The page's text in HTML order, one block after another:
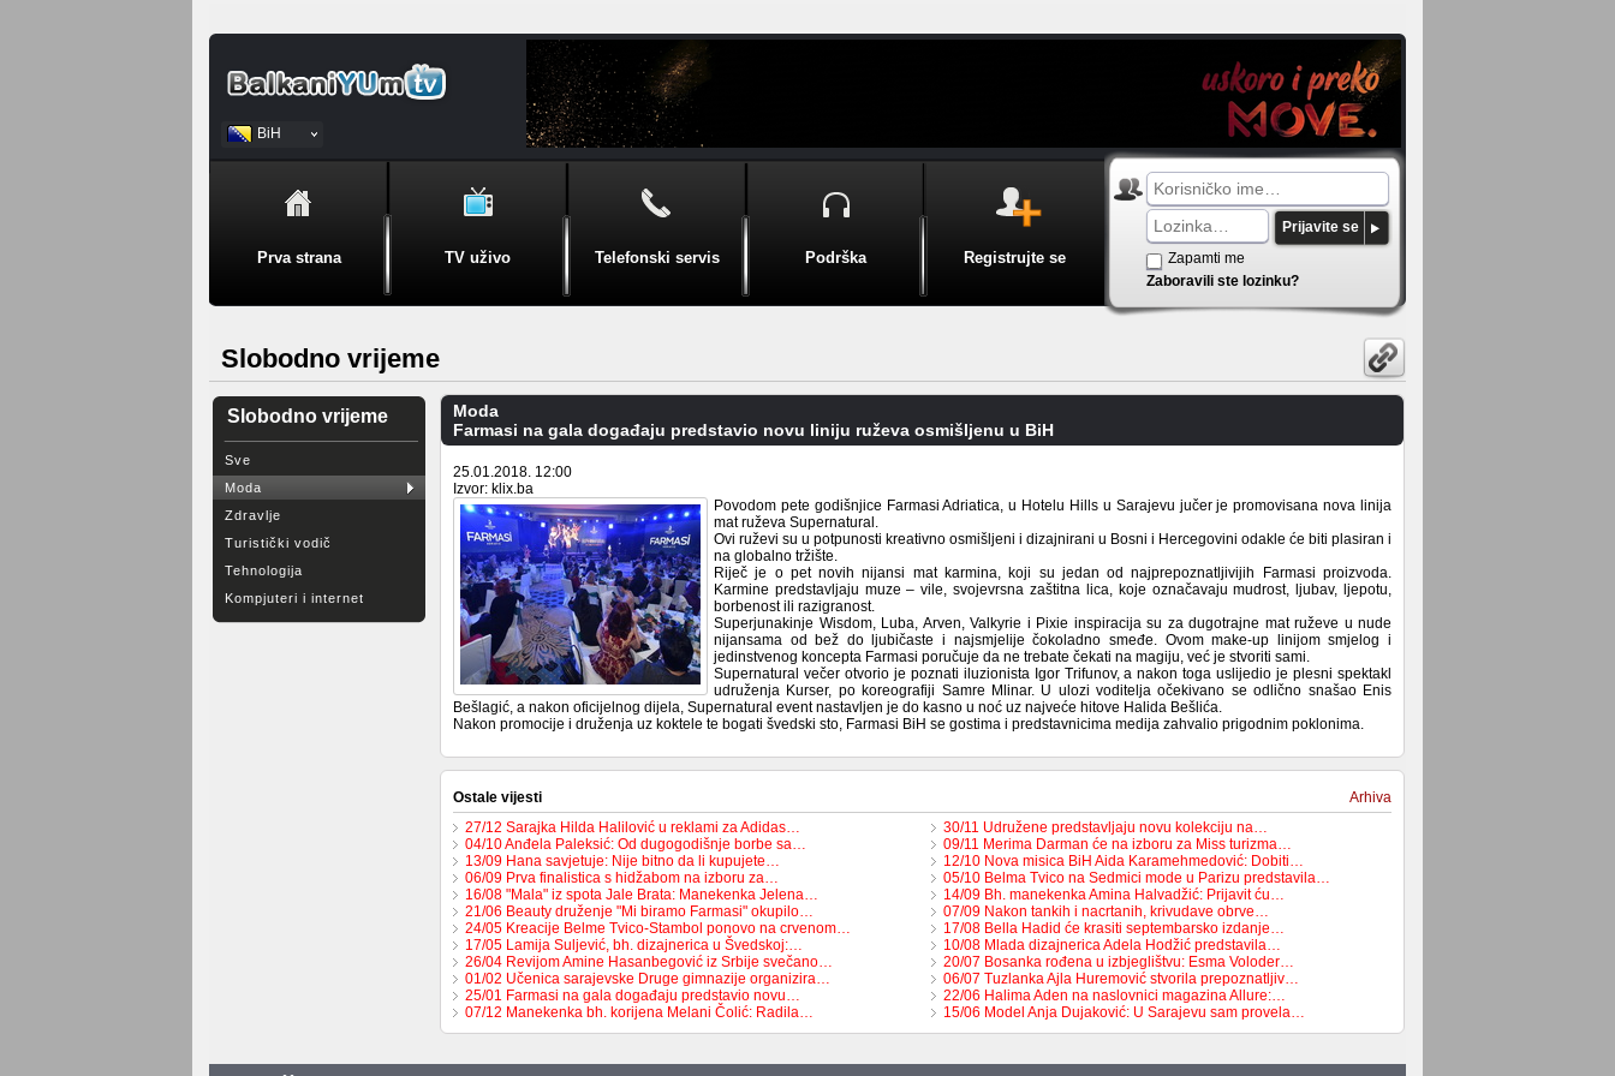
BiH
Srpski
Prva strana TV uživo Telefonski servis Podrška Registrujte se
Prijavite se
Zapamti me
Zaboravili ste lozinku?
Slobodno vrijeme
Slobodno vrijeme
Sve
Moda
Zdravlje
Turistički vodič
Tehnologija
Kompjuteri i internet
Moda
Farmasi na gala događaju predstavio novu liniju ruževa osmišljenu u BiH
25.01.2018. 12:00
Izvor: klix.ba
Povodom pete godišnjice Farmasi Adriatica, u Hotelu Hills u Sarajevu jučer je promovisana nova linija
mat ruževa Supernatural.
Ovi ruževi su u potpunosti kreativno osmišljeni i dizajnirani u Bosni i Hercegovini odakle će biti plasiran i
na globalno tržište.
Riječ je o pet novih nijansi mat karmina, koji su jedan od najprepoznatljivijih Farmasi proizvoda.
Karmine predstavljaju muze – vile, svojevrsna zaštitna lica, koje označavaju mudrost, ljubav, ljepotu,
borbenost ili razigranost.
Superjunakinje Wisdom, Luba, Arven, Valkyrie i Pixie inspiracija su za dugotrajne mat ruževe u nude
nijansama od bež do ljubičaste i najsmjelije čokoladno smeđe. Ovom make-up linijom smjelog i
jedinstvenog koncepta Farmasi poručuje da ne trebate čekati na magiju, već je stvoriti sami.
Supernatural večer otvorio je poznati iluzionista Igor Trifunov, a nakon toga uslijedio je plesni spektakl
udruženja Kurser, po koreografiji Samre Mlinar. U ulozi voditelja očekivano se odlično snašao Enis
Bešlagić, a nakon oficijelnog dijela, Supernatural event nastavljen je do kasno u noć uz najveće hitove Halida Bešlića.
Nakon promocije i druženja uz koktele te bogati švedski sto, Farmasi BiH se gostima i predstavnicima medija zahvalio prigodnim poklonima.
Ostale vijesti
Arhiva
27/12 Sarajka Hilda Halilović u reklami za Adidas…
04/10 Anđela Paleksić: Od dugogodišnje borbe sa…
13/09 Hana savjetuje: Nije bitno da li kupujete…
06/09 Prva finalistica s hidžabom na izboru za…
16/08 "Mala" iz spota Jale Brata: Manekenka Jelena…
21/06 Beauty druženje "Mi biramo Farmasi" okupilo…
24/05 Kreacije Belme Tvico-Stambol ponovo na crvenom…
17/05 Lamija Suljević, bh. dizajnerica u Švedskoj:…
26/04 Revijom Amine Hasanbegović iz Srbije svečano…
01/02 Učenica sarajevske Druge gimnazije organizira…
25/01 Farmasi na gala događaju predstavio novu…
07/12 Manekenka bh. korijena Melani Čolić: Radila…
30/11 Udružene predstavljaju novu kolekciju na…
09/11 Merima Darman će na izboru za Miss turizma…
12/10 Nova misica BiH Aida Karamehmedović: Dobiti…
05/10 Belma Tvico na Sedmici mode u Parizu predstavila…
14/09 Bh. manekenka Amina Halvadžić: Prijavit ću…
07/09 Nakon tankih i nacrtanih, krivudave obrve…
17/08 Bella Hadid će krasiti septembarsko izdanje…
10/08 Mlada dizajnerica Adela Hodžić predstavila…
20/07 Bosanka rođena u izbjeglištvu: Esma Voloder…
06/07 Tuzlanka Ajla Huremović stvorila prepoznatljiv…
22/06 Halima Aden na naslovnici magazina Allure:…
15/06 Model Anja Dujaković: U Sarajevu sam provela…